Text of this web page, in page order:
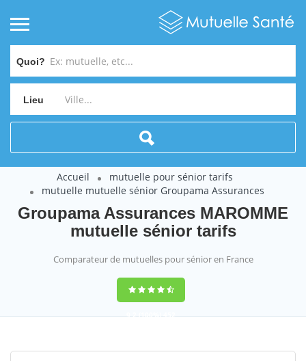
Quoi?
Lieu
Accueil
mutuelle pour sénior tarifs
mutuelle mutuelle sénior Groupama Assurances
Groupama Assurances MAROMME
mutuelle sénior tarifs
Comparateur de mutuelles pour sénior en France
9,2(100%)452